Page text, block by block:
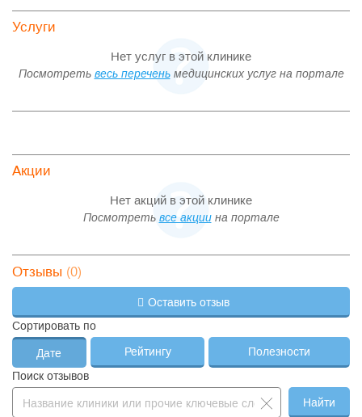
Услуги
Нет услуг в этой клинике
Посмотреть весь переченьмедицинских услуг на портале
Акции
Нет акций в этой клинике
Посмотреть все акциина портале
Отзывы (0)
Оставить отзыв
Сортировать по
Дате Рейтингу
Полезности
Поиск отзывов
Найти